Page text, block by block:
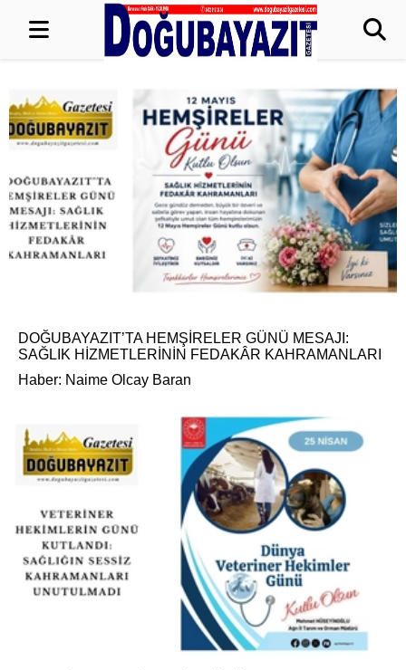
DOĞUBAYAZIT’TA HEMŞİRELER GÜNÜ MESAJI:
SAĞLIK HİZMETLERİNİN FEDAKÂR KAHRAMANLARI
Haber: Naime Olcay Baran